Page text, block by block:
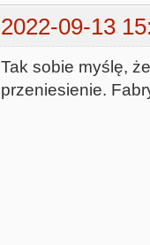
2022-09-13
Tak sobie myślę,
przeniesienie.